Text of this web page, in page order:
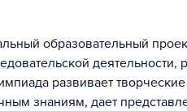
образовательный
развивает творческие
знаниям, дает